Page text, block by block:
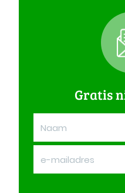
Gratis